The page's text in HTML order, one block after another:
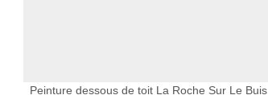
Peinture dessous de toit La Roche Sur Le Buis